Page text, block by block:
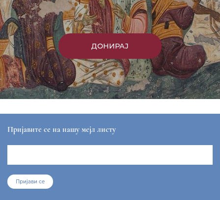
ДОНИРАЈ
Пријавите се на нашу мејл листу
Пријави се